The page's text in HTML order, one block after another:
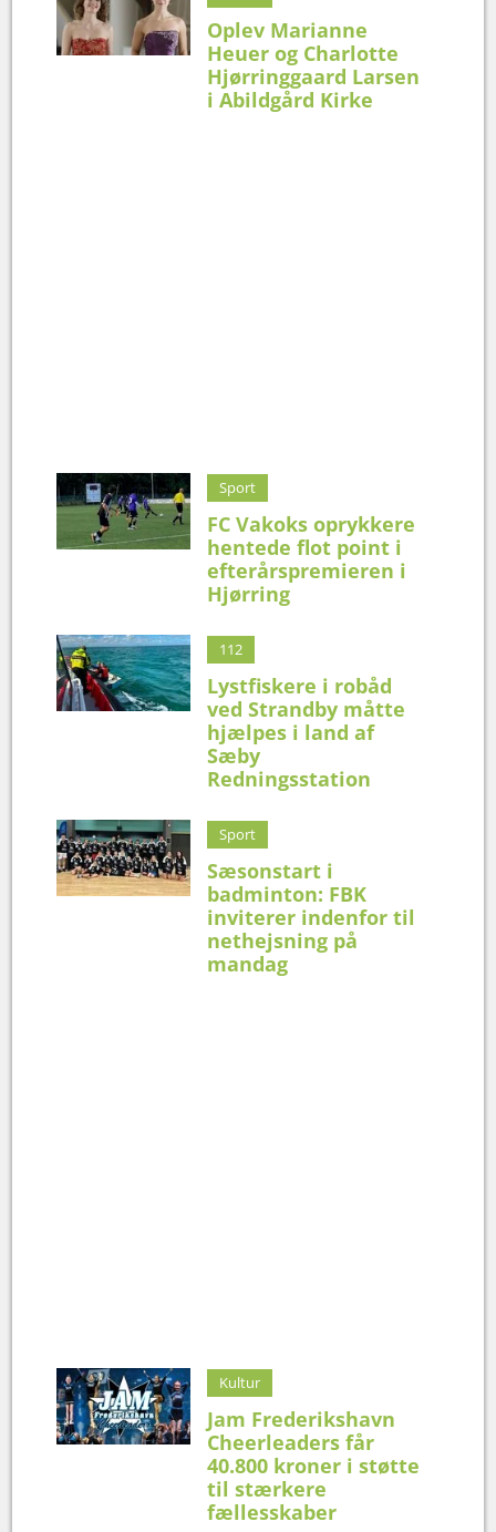
Oplev Marianne
Heuer og Charlotte
Hjørringgaard Larsen
i Abildgård Kirke
Sport
FC Vakoks oprykkere
hentede flot point i
efterårspremieren i
Hjørring
112
Lystfiskere i robåd
ved Strandby måtte
hjælpes i land af
Sæby
Redningsstation
Sport
Sæsonstart i
badminton: FBK
inviterer indenfor til
nethejsning på
mandag
Kultur
Jam Frederikshavn
Cheerleaders får
40.800 kroner i støtte
til stærkere
fællesskaber